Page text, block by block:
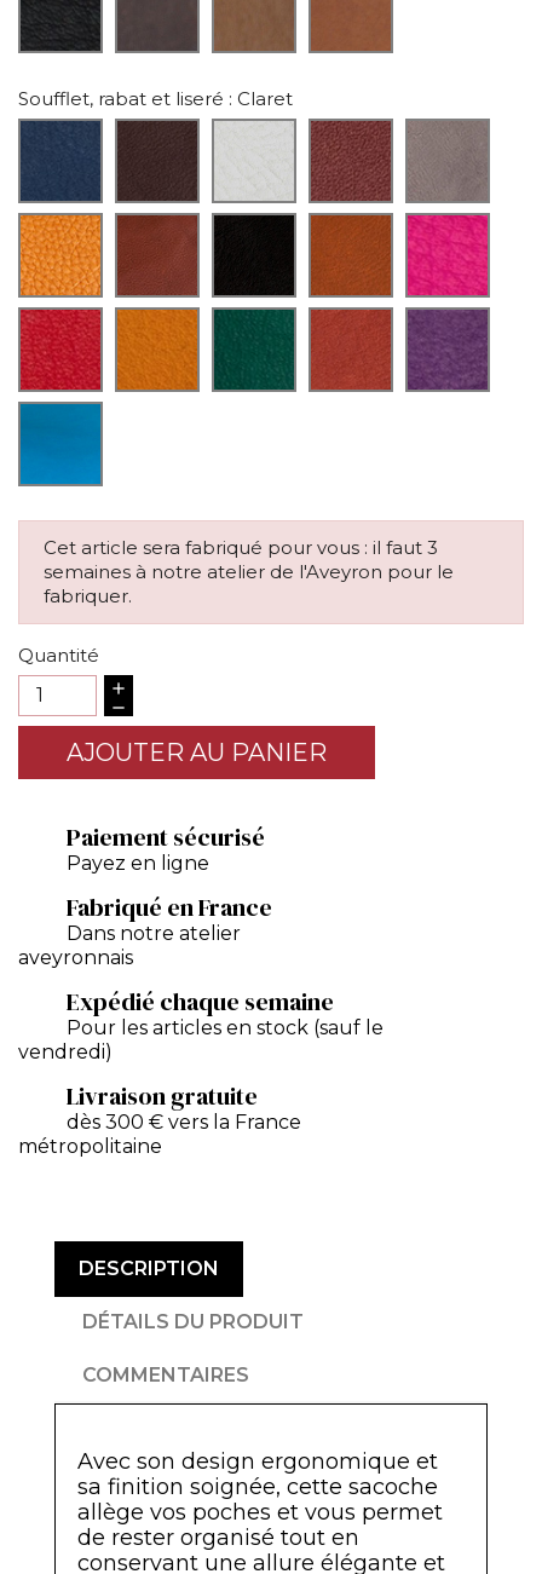
Soufflet, rabat et liseré : Claret
Cet article sera fabriqué pour vous : il faut 3
semaines à notre atelier de l'Aveyron pour le
fabriquer.
Quantité
AJOUTER AU PANIER
Paiement sécurisé
Payez en ligne
Fabriqué en France
Dans notre atelier
aveyronnais
Expédié chaque semaine
Pour les articles en stock (sauf le
vendredi)
Livraison gratuite
dès 300 € vers la France
métropolitaine
DESCRIPTION
DÉTAILS DU PRODUIT
COMMENTAIRES
Avec son design ergonomique et
sa finition soignée, cette sacoche
allège vos poches et vous permet
de rester organisé tout en
conservant une allure élégante et